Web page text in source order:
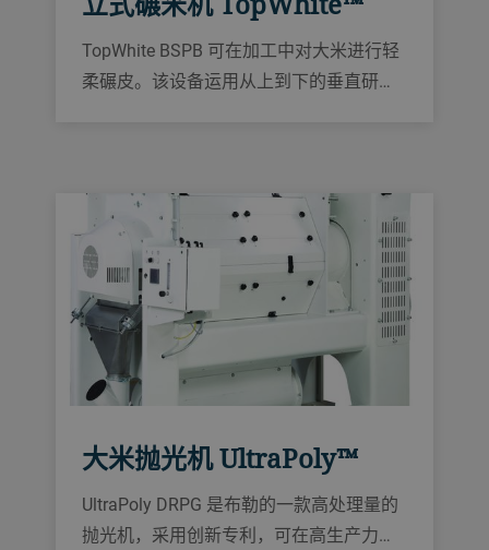
TopWhite BSPB 可在加工中对大米进行轻
柔碾皮。该设备运用从上到下的垂直研磨
大米抛光机 UltraPoly™
UltraPoly DRPG 是布勒的一款高处理量的
抛光机，采用创新专利，可在高生产力下